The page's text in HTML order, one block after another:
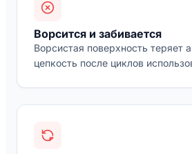
Ворсится и забивается
Ворсистая поверхность теряет
цепкость после циклов